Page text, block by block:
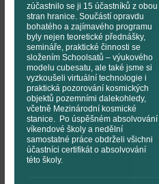
zúčastnilo se ji 15 účastníků z obou
stran hranice. Součástí opravdu
bohatého a zajímavého programu
byly nejen teoretické přednášky,
semináře, praktické činnosti se
složením Schoolsatů – výukového
modelu cubesatu, ale také jsme si
vyzkoušeli virtuální technologie i
praktická pozorování kosmických
objektů pozemními dalekohledy,
včetně Mezinárodní kosmické
stanice. Po úspěšném absolvování
víkendové školy a nedělní
samostatné práce obdrželi všichni
účastníci certifikát o absolvování
této školy.